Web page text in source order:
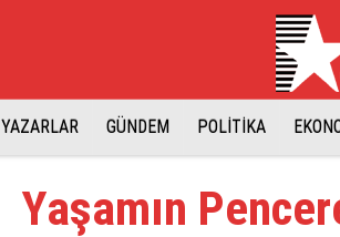
YAZARLAR GÜNDEM POLİTİKA
Yaşamın